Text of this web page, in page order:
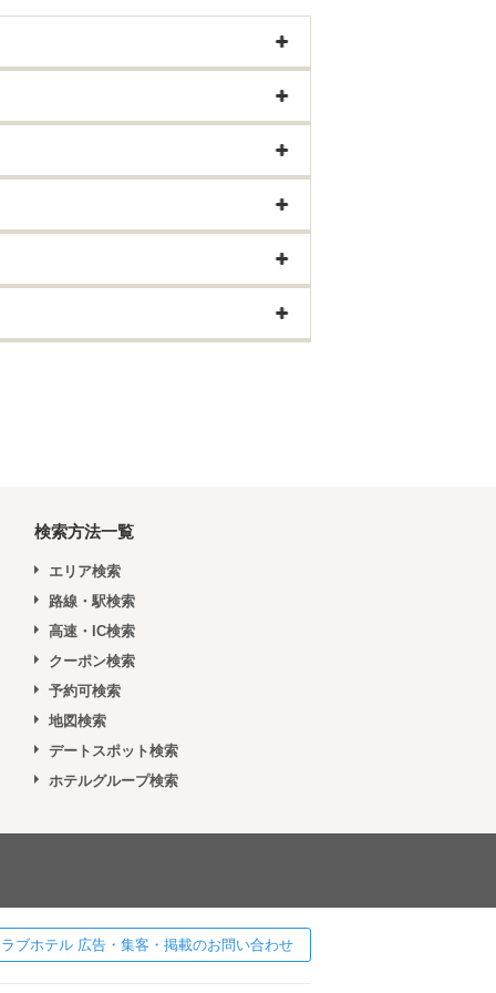
検索方法一覧
エリア検索
路線・駅検索
高速・IC検索
クーポン検索
予約可検索
地図検索
デートスポット検索
ホテルグループ検索
ブホテル 広告・集客・掲載のお問い合わせ